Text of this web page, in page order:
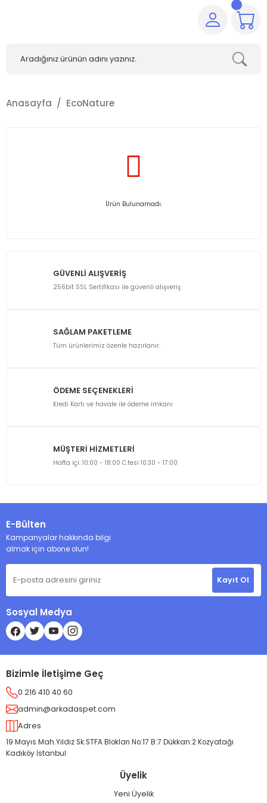
Anasayfa EcoNature
Ürün Bulunamadı.
GÜVENLİ ALIŞVERİŞ
256bit SSL Sertifikası ile güvenli alışveriş
SAĞLAM PAKETLEME
Tüm ürünlerimiz özenle hazırlanır.
ÖDEME SEÇENEKLERİ
Kredi Kartı ve havale ile ödeme imkanı
MÜŞTERİ HİZMETLERİ
Hafta içi: 10:00 - 18:00 C.tesi 10:30 - 17:00
E-Bülten
Kampanyalar hakkında bilgi
almak için abone olun!
Kayıt Ol
Sosyal Medya
Bizimle İletişime Geç
0 216 410 40 60
admin@arkadaspet.com
Adres
19 Mayıs Mah.Yıldız Sk.STFA Blokları No:17 B:7 Dükkan:2 Kozyatağı
Kadıköy İstanbul
Üyelik
Yeni Üyelik